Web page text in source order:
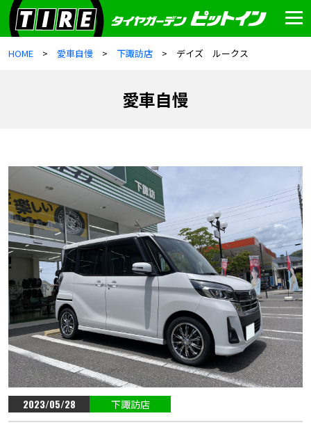
HOME 愛車自慢 下諏訪店 デイズ ルークス
愛車自慢
2023/05/28 下諏訪店